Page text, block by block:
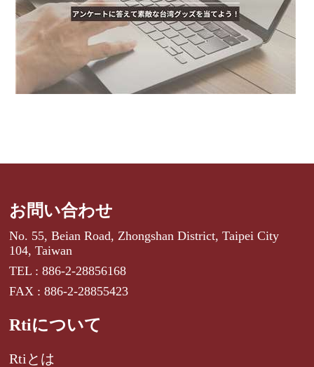
お問い合わせ
No. 55, Beian Road, Zhongshan District, Taipei City
104, Taiwan
TEL : 886-2-28856168
FAX : 886-2-28855423
Rtiについて
Rtiとは